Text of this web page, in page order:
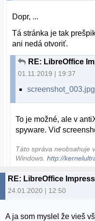
Dopr, ...
Tá stránka je tak
ani nedá otvoriť.
01.11.2019 | 19:37
screenshot_003.jpg
To je možné, ale v
spyware. Viď
Táto správa neobsahuje
Windows.http://
24.01.2020 | 12:50
A ja som myslel že vieš